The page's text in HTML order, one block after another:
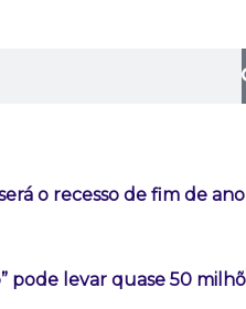
o recesso de fim de
pode levar quase 50